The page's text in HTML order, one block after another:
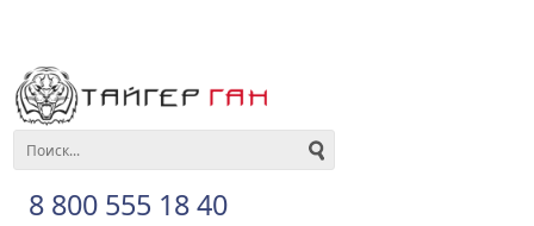
8 800 555 18 40